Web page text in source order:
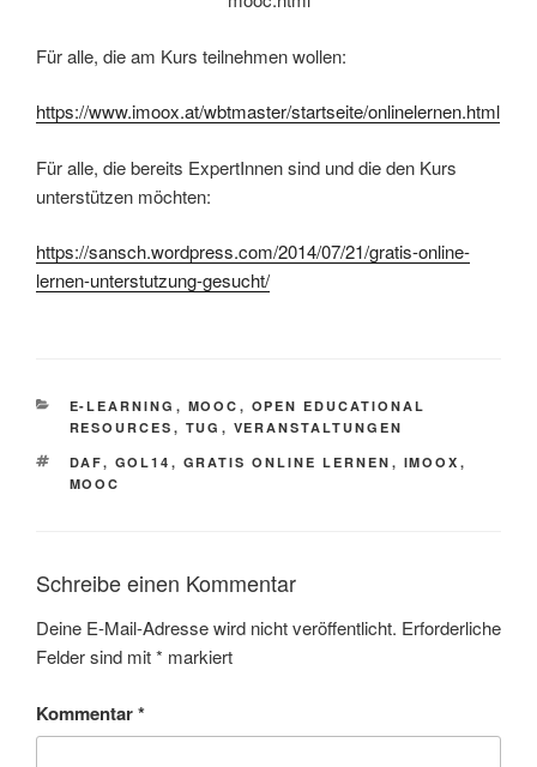
Für alle, die am Kurs teilnehmen wollen:
https://www.imoox.at/wbtmaster/startseite/onlinelernen.html
Für alle, die bereits ExpertInnen sind und die den Kurs
unterstützen möchten:
https://sansch.wordpress.com/2014/07/21/gratis-online-
lernen-unterstutzung-gesucht/
KATEGORIEN
E-LEARNING , MOOC , OPEN EDUCATIONAL
RESOURCES , TUG , VERANSTALTUNGEN
SCHLAGWÖRTER
DAF, GOL14 , GRATIS ONLINE LERNEN , IMOOX ,
MOOC
Schreibe einen Kommentar
Deine E-Mail-Adresse wird nicht veröffentlicht. Erforderliche
Felder sind mit* markiert
Kommentar*